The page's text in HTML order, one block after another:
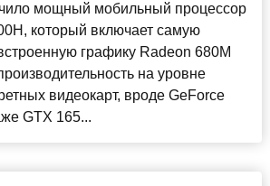
мощный мобильный процессор
который включает самую
графику Radeon 680M
на уровне
видеокарт, вроде GeForce
GTX 165...